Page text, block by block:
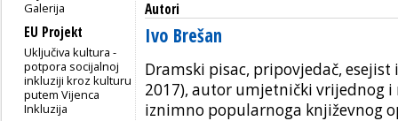
Galerija
EU Projekt
Uključiva kultura -
potpora socijalnoj
inkluziji kroz kulturu
putem Vijenca
Inkluzija
Autori
Ivo Brešan
Dramski pisac, pripovjedač, esejist
2017), autor umjetnički vrijednog
iznimno popularnoga književnog